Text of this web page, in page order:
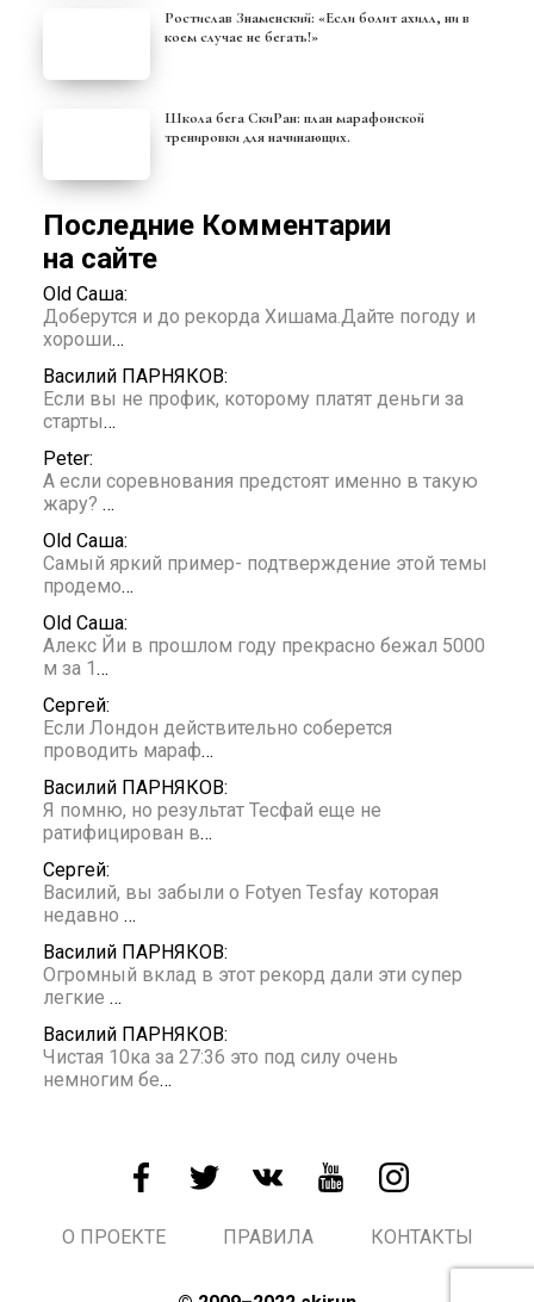
Ростислав Знаменский: «Если болит ахилл, ни в
коем случае не бегать!»
Школа бега СкиРан: план марафонской
тренировки для начинающих.
Последние Комментарии
на сайте
Old Саша:
Доберутся и до рекорда Хишама.Дайте погоду и
хороши…
Василий ПАРНЯКОВ:
Если вы не профик, которому платят деньги за
старты…
Peter:
А если соревнования предстоят именно в такую
жару? …
Old Саша:
Самый яркий пример- подтверждение этой темы
продемо…
Old Саша:
Алекс Йи в прошлом году прекрасно бежал 5000
м за 1 …
Сергей:
Если Лондон действительно соберется
проводить мараф…
Василий ПАРНЯКОВ:
Я помню, но результат Тесфай еще не
ратифицирован в…
Сергей:
Василий, вы забыли о Fotyen Tesfay которая
недавно …
Василий ПАРНЯКОВ:
Огромный вклад в этот рекорд дали эти супер
легкие …
Василий ПАРНЯКОВ:
Чистая 10ка за 27:36 это под силу очень
немногим бе…
О ПРОЕКТЕ ПРАВИЛА КОНТАКТЫ